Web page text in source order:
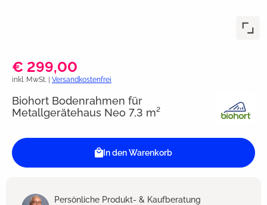
€ 299,00
inkl. MwSt. | Versandkostenfrei
Biohort Bodenrahmen für
Metallgerätehaus Neo 7,3 m²
In den Warenkorb
Persönliche Produkt- & Kaufberatung